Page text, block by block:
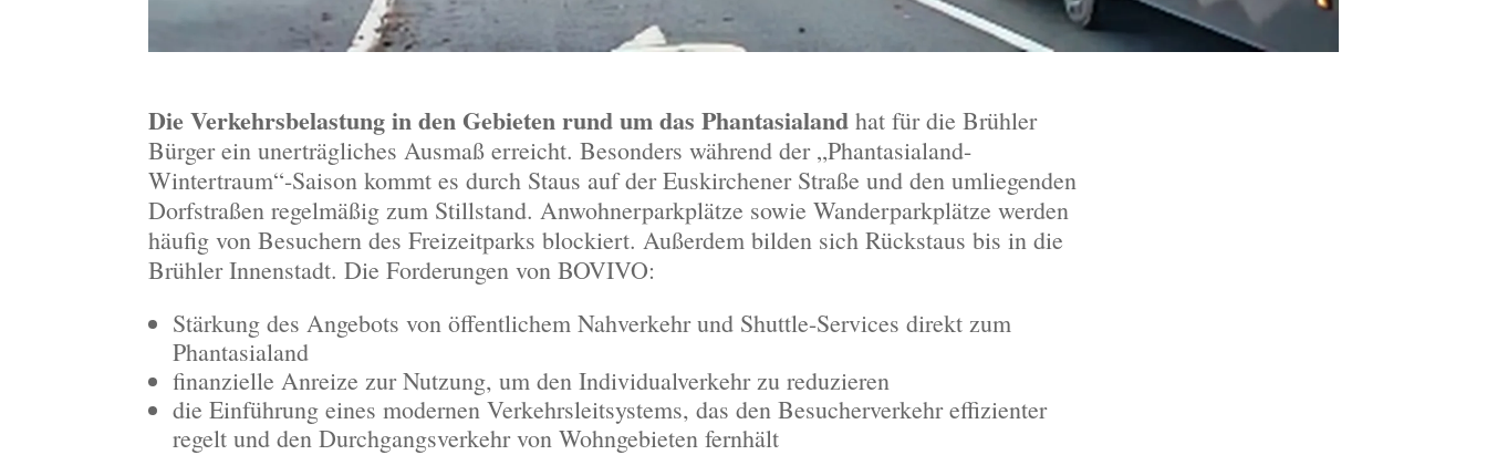
Die Verkehrsbelastung in den Gebieten rund um das Phantasialand hat für die Brühler
Bürger ein unerträgliches Ausmaß erreicht. Besonders während der „Phantasialand-
Wintertraum“-Saison kommt es durch Staus auf der Euskirchener Straße und den umliegenden
Dorfstraßen regelmäßig zum Stillstand. Anwohnerparkplätze sowie Wanderparkplätze werden
häufig von Besuchern des Freizeitparks blockiert. Außerdem bilden sich Rückstaus bis in die
Brühler Innenstadt. Die Forderungen von BOVIVO:
Stärkung des Angebots von öffentlichem Nahverkehr und Shuttle-Services direkt zum
Phantasialand
finanzielle Anreize zur Nutzung, um den Individualverkehr zu reduzieren
die Einführung eines modernen Verkehrsleitsystems, das den Besucherverkehr effizienter
regelt und den Durchgangsverkehr von Wohngebieten fernhält